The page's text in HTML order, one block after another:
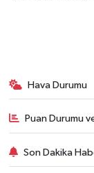
Hava Durumu
Puan Durumu
Son Dakika